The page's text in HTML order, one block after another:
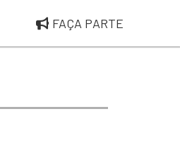
FAÇA PARTE